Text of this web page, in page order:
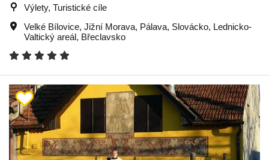
Výlety, Turistické cíle
Velké Bílovice, Jižní Morava, Pálava, Slovácko, Lednicko-
Valtický areál, Břeclavsko